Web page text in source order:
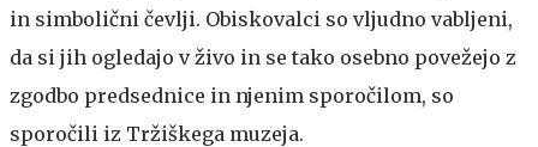
in simbolični čevlji. Obiskovalci so vljudno vabljeni,
da si jih ogledajo v živo in se tako osebno povežejo z
zgodbo predsednice in njenim sporočilom, so
sporočili iz Tržiškega muzeja.